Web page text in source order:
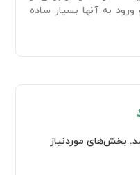
به آنها بسیار ساده
بخش‌های موردنیاز